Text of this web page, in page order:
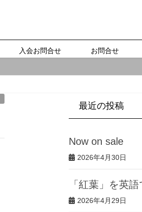
入会お問合せ お問合せ
最近の投稿
Now on sale
2026年4月30日
「紅葉」を英
2026年4月29日